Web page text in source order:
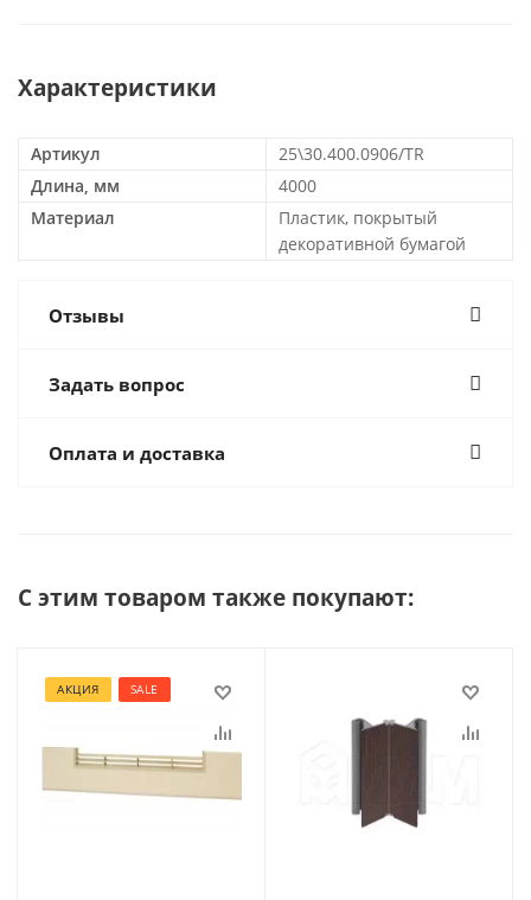
Характеристики
Артикул
25\30.400.0906/TR
Длина, мм
4000
Материал
Пластик, покрытый
декоративной бумагой
Отзывы
Задать вопрос
Оплата и доставка
С этим товаром также покупают:
АКЦИЯ SALE